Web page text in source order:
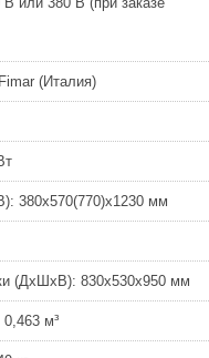
Fimar (Италия)
380х570(770)х1230 мм
(ДхШхВ): 830x530x950 мм
0,463 м³